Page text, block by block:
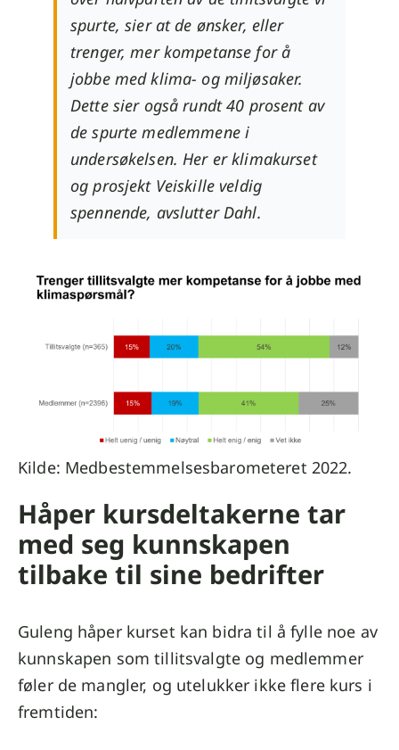
spurte, sier at de ønsker, eller
trenger, mer kompetanse for å
jobbe med klima- og miljøsaker.
Dette sier også rundt 40 prosent av
de spurte medlemmene i
undersøkelsen. Her er klimakurset
og prosjekt Veiskille veldig
spennende, avslutter Dahl.
Kilde: Medbestemmelsesbarometeret 2022.
Håper kursdeltakerne tar
med seg kunnskapen
tilbake til sine bedrifter
Guleng håper kurset kan bidra til å fylle noe av
kunnskapen som tillitsvalgte og medlemmer
føler de mangler, og utelukker ikke flere kurs i
fremtiden: